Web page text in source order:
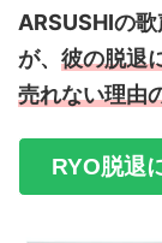
ARSUSHIの
が、 彼の脱退
売れない理由
RYO脱退